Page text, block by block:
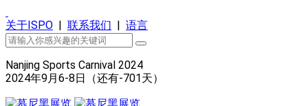
关于ISPO | 联系我们 | 语言
Nanjing Sports Carnival 2024
2024年9月6-8日（还有-701天）